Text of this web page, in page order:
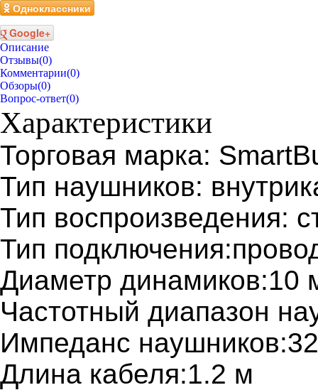
Одноклассники
Google+
Описание
Отзывы(0)
Комментарии(0)
Обзоры(0)
Вопрос-ответ(0)
Характеристики
Торговая марка:
Тип наушников:
Тип воспроизведения:
Тип
Диаметр динамиков:10
Частотный диапазон
Импеданс
Длина кабеля:1.2 м